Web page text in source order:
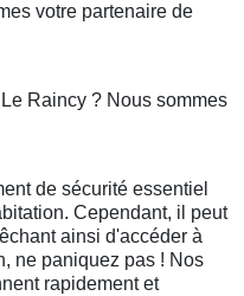
votre partenaire de
Raincy ? Nous sommes
de sécurité essentiel
Cependant, il peut
ainsi d'accéder à
ne paniquez pas ! Nos
rapidement et